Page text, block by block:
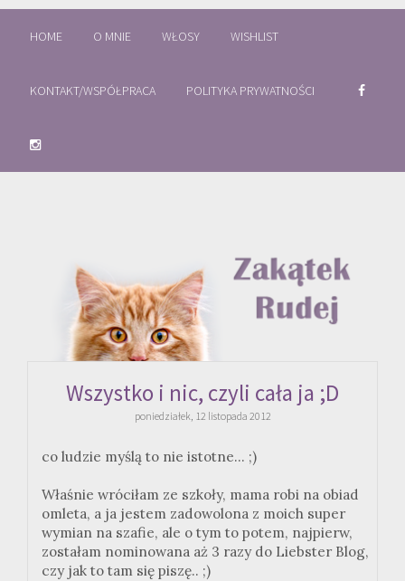
HOME O MNIE WŁOSY WISHLIST
KONTAKT/WSPÓŁPRACA POLITYKA PRYWATNOŚCI
Wszystko i nic, czyli cała ja ;D
poniedziałek, 12 listopada 2012
co ludzie myślą to nie istotne... ;)
Właśnie wróciłam ze szkoły, mama robi na obiad
omleta, a ja jestem zadowolona z moich super
wymian na szafie, ale o tym to potem, najpierw,
zostałam nominowana aż 3 razy do Liebster Blog,
czy jak to tam się piszę.. ;)